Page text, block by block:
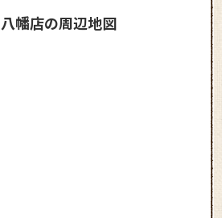
幡店の周辺地図